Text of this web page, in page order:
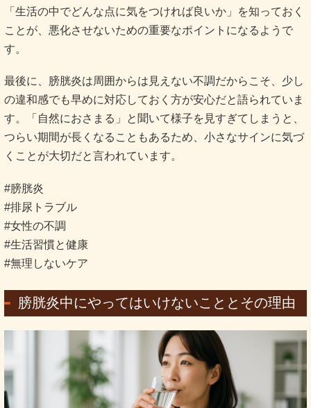
「生活の中でどんな点に気をつければ良いか」を知っておく
ことが、悪化させないための重要なポイントになるようで
す。
最後に、膀胱炎は周囲からは見えない不調だからこそ、少し
の違和感でも早めに対応しておく方が安心だと語られていま
す。「自然におさまる」と聞いて様子を見すぎてしまうと、
つらい期間が長くなることもあるため、小さなサインに気づ
くことが大切だと言われています。
#膀胱炎
#排尿トラブル
#女性の不調
#生活習慣と健康
#無理しないケア
膀胱炎中にやってはいけないこととその理由